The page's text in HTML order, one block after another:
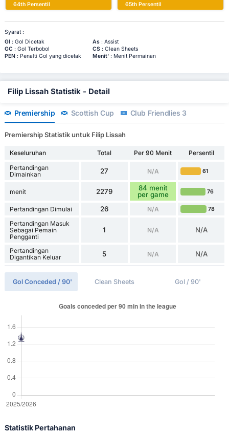
64th Persentil
65th Persentil
Syarat :
Gl : Gol Dicetak As: Assist
GC : Gol Terbobol CS: Clean Sheets
PEN: Penalti Gol yang dicetak Menit': Menit Permainan
Filip Lissah Statistik - Detail
Premiership Scottish Cup Club Friendlies 3
Premiership Statistik untuk Filip Lissah
Keseluruhan Total Per 90 Menit
Persentil
Pertandingan
Dimainkan
27 N/A 61
menit 2279
84 menit
per game
76
Pertandingan Dimulai 26 N/A 78
Pertandingan Masuk
Sebagai Pemain
Pengganti
1 N/A N/A
Pertandingan
Digantikan Keluar
5 N/A N/A
Gol Conceded / 90' Clean Sheets Gol / 90'
Statistik Pertahanan